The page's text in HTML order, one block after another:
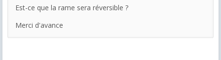
Est-ce que la rame sera réversible ?
Merci d'avance